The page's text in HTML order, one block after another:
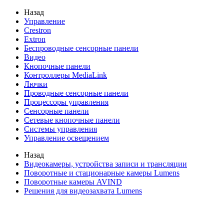
Назад
Управление
Crestron
Extron
Беспроводные сенсорные панели
Видео
Кнопочные панели
Контроллеры MediaLink
Лючки
Проводные сенсорные панели
Процессоры управления
Сенсорные панели
Сетевые кнопочные панели
Системы управления
Управление освещением
Назад
Видеокамеры, устройства записи и трансляции
Поворотные и стационарные камеры Lumens
Поворотные камеры AVIND
Решения для видеозахвата Lumens